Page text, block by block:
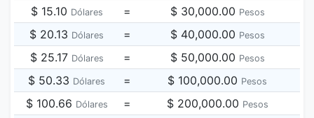
$ 15.10 Dólares = $ 30,000.00 Pesos
$ 20.13 Dólares = $ 40,000.00 Pesos
$ 25.17 Dólares = $ 50,000.00 Pesos
$ 50.33 Dólares = $ 100,000.00 Pesos
$ 100.66 Dólares = $ 200,000.00 Pesos